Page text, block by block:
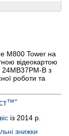
M800 Tower на
відеокартою
B з
роботи та
із 2014 р.
знижки